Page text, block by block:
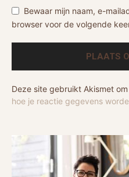
Bewaar mijn naam, e-
browser voor de volgende
Deze site gebruikt Akismet
hoe je reactie gegevens